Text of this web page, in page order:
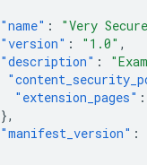
"name" : "Very
"version" : "1.0" ,
"description" :
"extension_pages" :
},
"manifest_version" :